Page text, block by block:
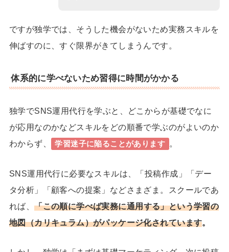
ですが独学では、そうした機会がないため実務スキルを
伸ばすのに、すぐ限界がきてしまうんです。
体系的に学べないため習得に時間がかかる
独学でSNS運用代行を学ぶと、どこからが基礎でなに
が応用なのかなどスキルをどの順番で学ぶのがよいのか
わからず、
学習迷子に陥ることがあります 。
SNS運用代行に必要なスキルは、「投稿作成」「デー
タ分析」「顧客への提案」などさまざま。スクールであ
れば、「この順に学べば実務に通用する」という学習の
地図（カリキュラム）がパッケージ化されています。